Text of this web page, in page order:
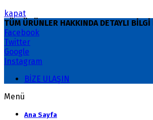
kapat
TÜM ÜRÜNLER HAKKINDA DETAYLI
Facebook
Twitter
Google
Instagram
BİZE ULAŞIN
Menü
Ana Sayfa